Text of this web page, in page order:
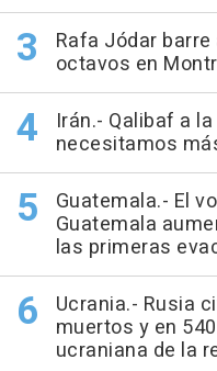
Rafa Jódar
octavos en
Irán.- Qalibaf a
necesitamos
Guatemala.- El
Guatemala
las primeras
Ucrania.- Rusia
muertos y en
ucraniana de la